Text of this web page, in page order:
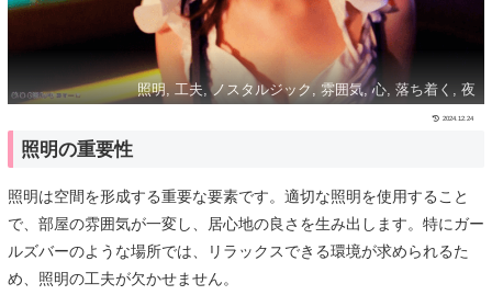
照明, 工夫, ノスタルジック, 雰囲気, 心, 落ち着く, 夜
2024.12.24
照明の重要性
照明は空間を形成する重要な要素です。適切な照明を使用すること
で、部屋の雰囲気が一変し、居心地の良さを生み出します。特にガー
ルズバーのような場所では、リラックスできる環境が求められるた
め、照明の工夫が欠かせません。